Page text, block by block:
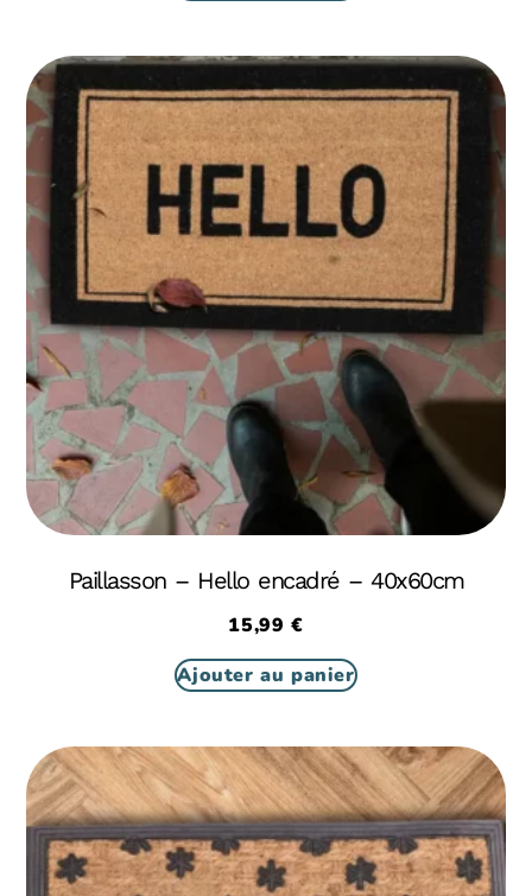
Paillasson – Hello encadré – 40x60cm
15,99 €
Ajouter au panier